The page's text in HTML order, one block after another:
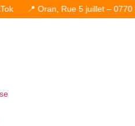
📍 Oran, Rue 5 juillet – 0770 81